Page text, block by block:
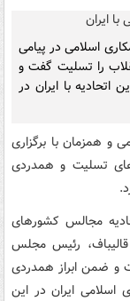
اسلامی در پیامی
را تسلیت گفت و
با ایران در
و همزمان با برگزاری
تسلیت و همدردی
مجالس کشورهای
رئیس مجلس
و ضمن ابراز همدردی
اسلامی ایران در این